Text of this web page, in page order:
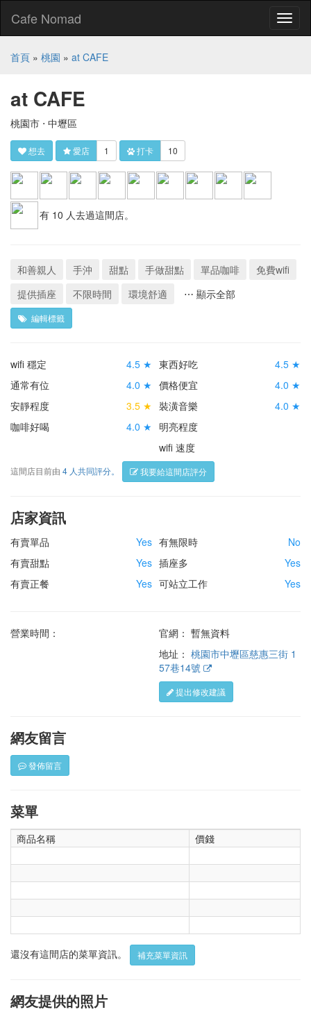
Cafe Nomad
首頁 » 桃園 » at CAFE
at CAFE
桃園市 ⋅ 中壢區
想去 愛店 1 打卡 10
有 10 人去過這間店。
和善親人 手沖 甜點 手做甜點 單品咖啡
免費wifi
提供插座
不限時間 環境舒適 ⋯ 顯示全部
編輯標籤
wifi 穩定
4.5 ★
通常有位
4.0 ★
安靜程度
3.5 ★
咖啡好喝
4.0 ★
東西好吃
4.5 ★
價格便宜
4.0 ★
裝潢音樂
4.0 ★
明亮程度
wifi 速度
這間店目前由 4 人共同評分。 我要給這間店評分
店家資訊
有賣單品
Yes
有賣甜點
Yes
有賣正餐
Yes
有無限時
No
插座多
Yes
可站立工作
Yes
營業時間：
官網： 暫無資料
地址： 桃園市中壢區慈惠三街 1
57巷14號
提出修改建議
網友留言
發佈留言
菜單
商品名稱 價錢
還沒有這間店的菜單資訊。 補充菜單資訊
網友提供的照片